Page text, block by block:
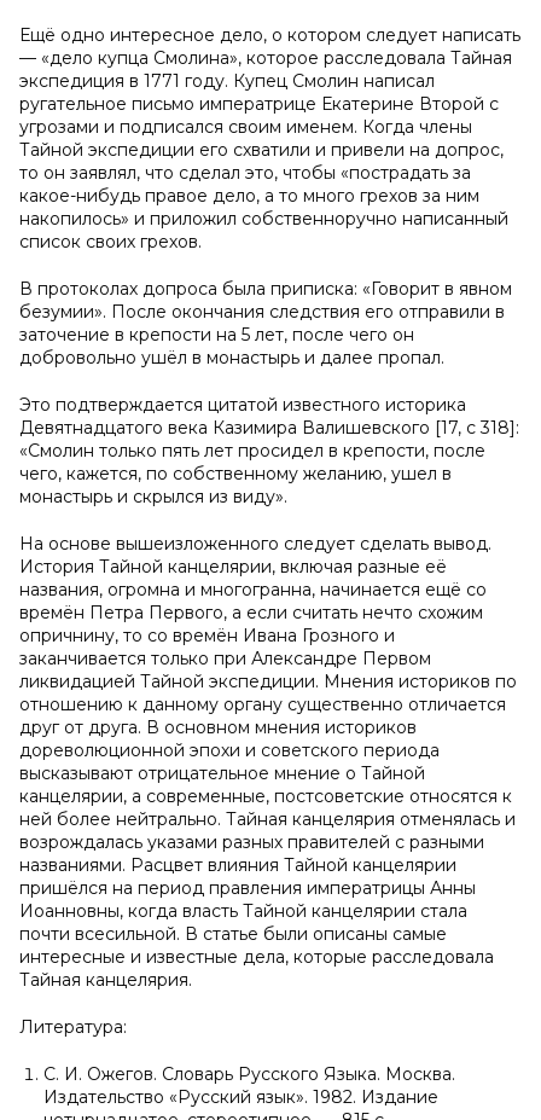
Ещё одно интересное дело, о котором следует написать
— «дело купца Смолина», которое расследовала Тайная
экспедиция в 1771 году. Купец Смолин написал
ругательное письмо императрице Екатерине Второй с
угрозами и подписался своим именем. Когда члены
Тайной экспедиции его схватили и привели на допрос,
то он заявлял, что сделал это, чтобы «пострадать за
какое-нибудь правое дело, а то много грехов за ним
накопилось» и приложил собственноручно написанный
список своих грехов.
В протоколах допроса была приписка: «Говорит в явном
безумии». После окончания следствия его отправили в
заточение в крепости на 5 лет, после чего он
добровольно ушёл в монастырь и далее пропал.
Это подтверждается цитатой известного историка
Девятнадцатого века Казимира Валишевского [17, с 318]:
«Смолин только пять лет просидел в крепости, после
чего, кажется, по собственному желанию, ушел в
монастырь и скрылся из виду».
На основе вышеизложенного следует сделать вывод.
История Тайной канцелярии, включая разные её
названия, огромна и многогранна, начинается ещё со
времён Петра Первого, а если считать нечто схожим
опричнину, то со времён Ивана Грозного и
заканчивается только при Александре Первом
ликвидацией Тайной экспедиции. Мнения историков по
отношению к данному органу существенно отличается
друг от друга. В основном мнения историков
дореволюционной эпохи и советского периода
высказывают отрицательное мнение о Тайной
канцелярии, а современные, постсоветские относятся к
ней более нейтрально. Тайная канцелярия отменялась и
возрождалась указами разных правителей с разными
названиями. Расцвет влияния Тайной канцелярии
пришёлся на период правления императрицы Анны
Иоанновны, когда власть Тайной канцелярии стала
почти всесильной. В статье были описаны самые
интересные и известные дела, которые расследовала
Тайная канцелярия.
Литература:
С. И. Ожегов. Словарь Русского Языка. Москва.
Издательство «Русский язык». 1982. Издание